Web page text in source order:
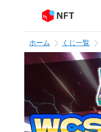
ホーム くじ一覧